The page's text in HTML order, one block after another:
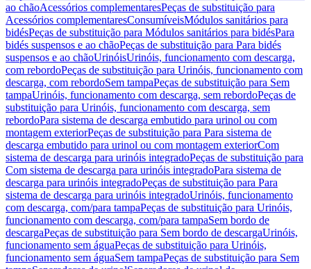
ao chãoAcessórios complementaresPeças de substituição para
Acessórios complementaresConsumíveisMódulos sanitários para
bidésPeças de substituição para Módulos sanitários para bidésPara
bidés suspensos e ao chãoPeças de substituição para Para bidés
suspensos e ao chãoUrinóisUrinóis, funcionamento com descarga,
com rebordoPeças de substituição para Urinóis, funcionamento com
descarga, com rebordoSem tampaPeças de substituição para Sem
tampaUrinóis, funcionamento com descarga, sem rebordoPeças de
substituição para Urinóis, funcionamento com descarga, sem
rebordoPara sistema de descarga embutido para urinol ou com
montagem exteriorPeças de substituição para Para sistema de
descarga embutido para urinol ou com montagem exteriorCom
sistema de descarga para urinóis integradoPeças de substituição para
Com sistema de descarga para urinóis integradoPara sistema de
descarga para urinóis integradoPeças de substituição para Para
sistema de descarga para urinóis integradoUrinóis, funcionamento
com descarga, com/para tampaPeças de substituição para Urinóis,
funcionamento com descarga, com/para tampaSem bordo de
descargaPeças de substituição para Sem bordo de descargaUrinóis,
funcionamento sem águaPeças de substituição para Urinóis,
funcionamento sem águaSem tampaPeças de substituição para Sem